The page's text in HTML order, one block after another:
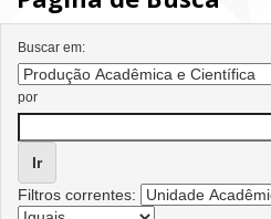
Buscar em:
por
Filtros correntes: